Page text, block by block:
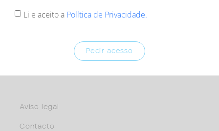
Li e aceito a Política de Privacidade.
Pedir acesso
Aviso legal
Contacto